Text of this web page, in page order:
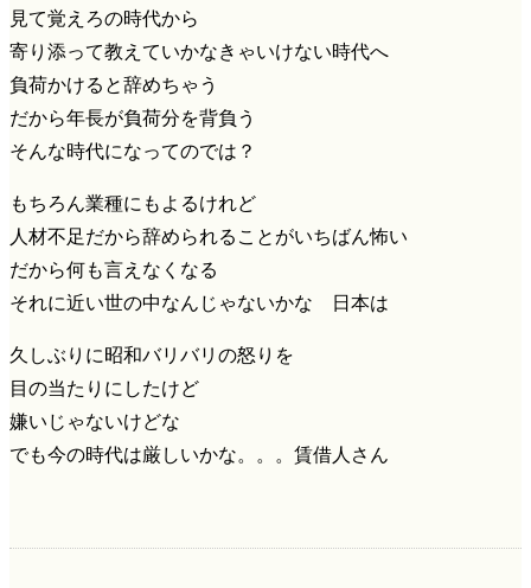
見て覚えろの時代から
寄り添って教えていかなきゃいけない時代へ
負荷かけると辞めちゃう
だから年長が負荷分を背負う
そんな時代になってのでは？
もちろん業種にもよるけれど
人材不足だから辞められることがいちばん怖い
だから何も言えなくなる
それに近い世の中なんじゃないかな 日本は
久しぶりに昭和バリバリの怒りを
目の当たりにしたけど
嫌いじゃないけどな
でも今の時代は厳しいかな。。。賃借人さん